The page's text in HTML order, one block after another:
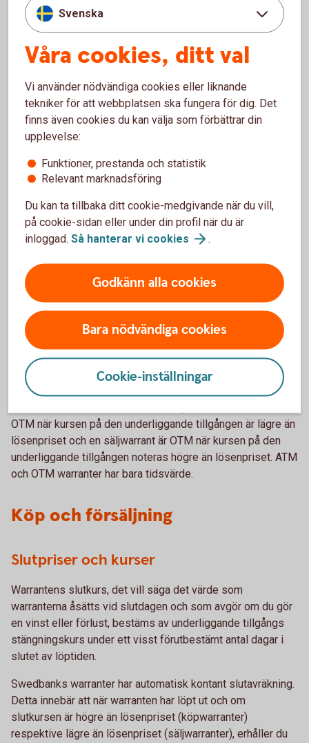
Tidsvärdet representerar värdet en placerare vill betala för
en framtida kursrörelse (volatilitet) är en annan viktig
En warrant baserad på ett volatilt underliggande (ett
underliggande med hög kursrörlighet) har alltså ett högre
tidsvärde än en warrant på ett underliggande med lägre
ITM, ATM, OTM
Begrepp som "in the money" (ITM), "at the money" (ATM)
och "out of the money" (OTM) används ofta för att beskriva
En köpwarrant är ITM när underliggandet (till exempel
aktiekursen) överstiger lösenpriset.
En säljwarrant är ITM när underliggandets kurs är lägre än
lösenpriset. Det är bara warranter som är "in the money"
som har ett realvärde, alltså de warranter som har ett värde
på slutdagen.
En warrant är ATM när underliggandets kurs ligger på
OTM när kursen på den underliggande tillgången är lägre än
lösenpriset och en säljwarrant är OTM när kursen på den
underliggande tillgången noteras högre än lösenpriset. ATM
och OTM warranter har bara tidsvärde.
Köp och försäljning
Slutpriser och kurser
Warrantens slutkurs, det vill säga det värde som
warranterna åsätts vid slutdagen och som avgör om du gör
en vinst eller förlust, bestäms av underliggande tillgångs
stängningskurs under ett visst förutbestämt antal dagar i
slutet av löptiden.
Swedbanks warranter har automatisk kontant slutavräkning.
Detta innebär att när warranten har löpt ut och om
slutkursen är högre än lösenpriset (köpwarranter)
respektive lägre än lösenpriset (säljwarranter), erhåller du
Svenska
Våra cookies, ditt val
Vi använder nödvändiga cookies eller liknande
tekniker för att webbplatsen ska fungera för dig. Det
finns även cookies du kan välja som förbättrar din
upplevelse:
Funktioner, prestanda och statistik
Relevant marknadsföring
Du kan ta tillbaka ditt cookie-medgivande när du vill,
på cookie-sidan eller under din profil när du är
inloggad. Så hanterar vi cookies .
Godkänn alla cookies
Bara nödvändiga cookies
Cookie-inställningar